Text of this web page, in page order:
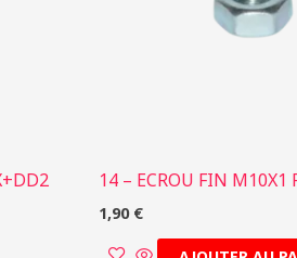
14 – ECROU FIN M10X1
1,90 €